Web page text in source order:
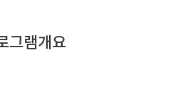
그램개요